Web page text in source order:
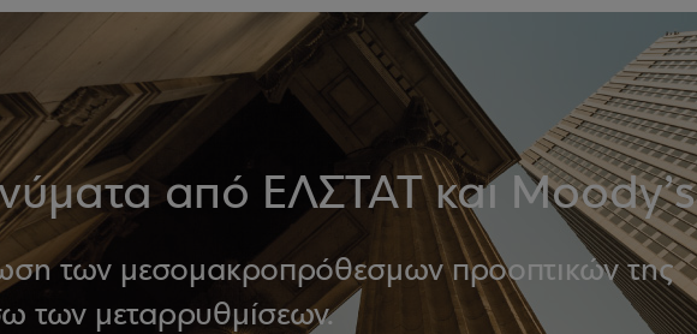
από ΕΛΣΤΑΤ και Moody’s
των μεσομακροπρόθεσμων προοπτικών της
των μεταρρυθμίσεων.